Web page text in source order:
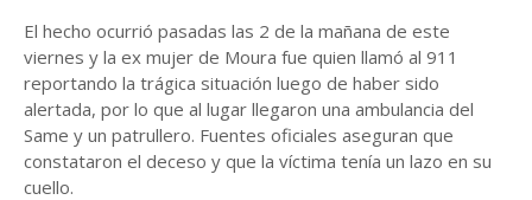
El hecho ocurrió pasadas las 2 de la mañana de este
viernes y la ex mujer de Moura fue quien llamó al 911
reportando la trágica situación luego de haber sido
alertada, por lo que al lugar llegaron una ambulancia del
Same y un patrullero. Fuentes oficiales aseguran que
constataron el deceso y que la víctima tenía un lazo en su
cuello.